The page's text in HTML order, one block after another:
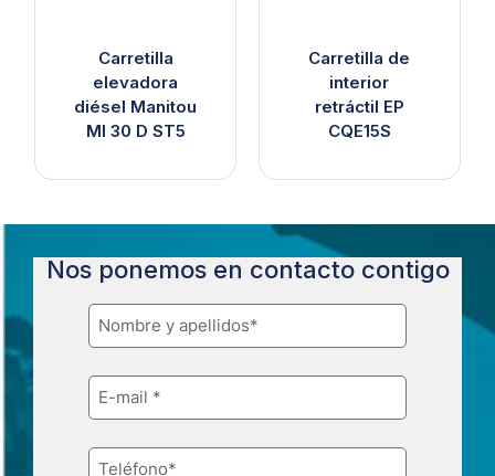
Carretilla
elevadora
diésel Manitou
MI 30 D ST5
Carretilla de
interior
retráctil EP
CQE15S
Nos ponemos en contacto contigo